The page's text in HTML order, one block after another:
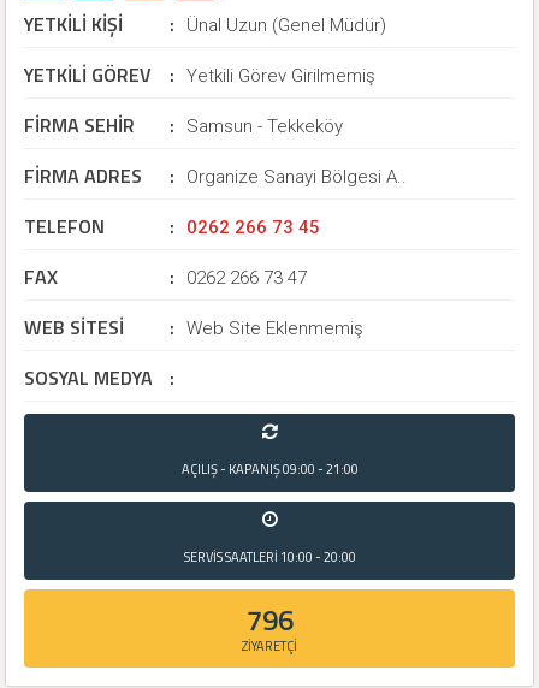
YETKİLİ KİŞİ : Ünal Uzun (Genel Müdür)
YETKİLİ GÖREV : Yetkili Görev Girilmemiş
FİRMA SEHİR : Samsun - Tekkeköy
FİRMA ADRES : Organize Sanayi Bölgesi A..
TELEFON : 0262 266 73 45
FAX : 0262 266 73 47
WEB SİTESİ : Web Site Eklenmemiş
SOSYAL MEDYA :
AÇILIŞ - KAPANIŞ09:00 - 21:00
SERVİS SAATLERİ 10:00 - 20:00
796
ZİYARETÇİ